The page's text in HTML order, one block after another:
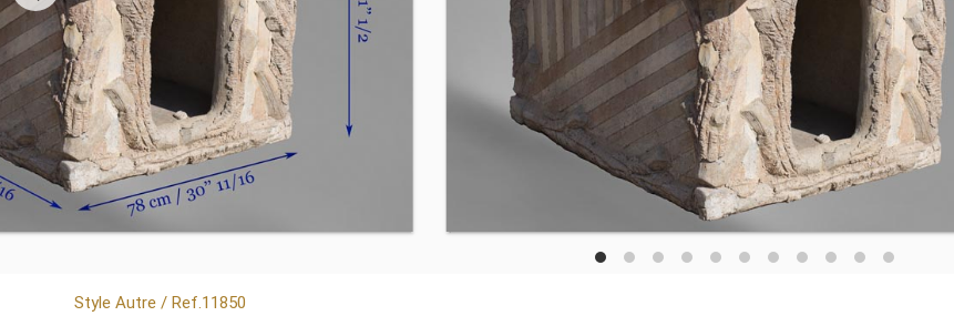
Style Autre / Ref.11850